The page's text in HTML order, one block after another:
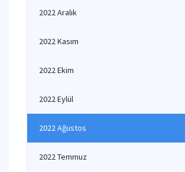
2022 Aralık
2022 Kasım
2022 Ekim
2022 Eylül
2022 Ağustos
2022 Temmuz